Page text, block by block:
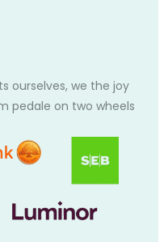
ourselves, we the joy
pedale on two wheels